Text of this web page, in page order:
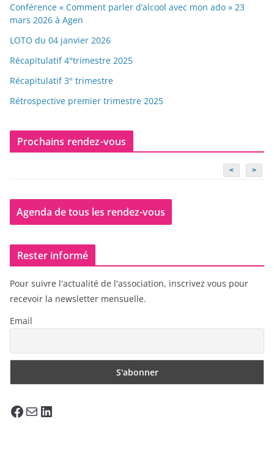
Conférence « Comment parler d’alcool avec mon ado » 23
mars 2026 à Agen
LOTO du 04 janvier 2026
Récapitulatif 4°trimestre 2025
Récapitulatif 3° trimestre
Rétrospective premier trimestre 2025
Prochains rendez-vous
< >
Agenda de tous les rendez-vous
Rester informé
Pour suivre l'actualité de l'association, inscrivez vous pour
recevoir la newsletter mensuelle.
Email
Facebook E-mail LinkedIn